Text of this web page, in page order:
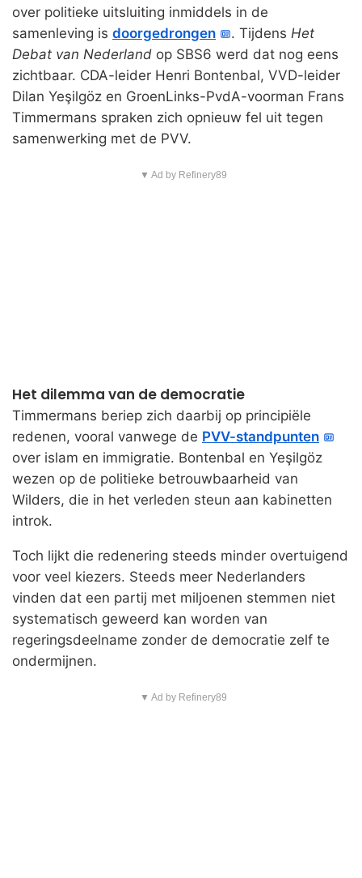
over politieke uitsluiting inmiddels in de
samenleving is doorgedrongen . Tijdens Het
Debat van Nederland op SBS6 werd dat nog eens
zichtbaar. CDA-leider Henri Bontenbal, VVD-leider
Dilan Yeşilgöz en GroenLinks-PvdA-voorman Frans
Timmermans spraken zich opnieuw fel uit tegen
samenwerking met de PVV.
▼ Ad by Refinery89
Het dilemma van de democratie
Timmermans beriep zich daarbij op principiële
redenen, vooral vanwege de PVV-standpunten
over islam en immigratie. Bontenbal en Yeşilgöz
wezen op de politieke betrouwbaarheid van
Wilders, die in het verleden steun aan kabinetten
introk.
Toch lijkt die redenering steeds minder overtuigend
voor veel kiezers. Steeds meer Nederlanders
vinden dat een partij met miljoenen stemmen niet
systematisch geweerd kan worden van
regeringsdeelname zonder de democratie zelf te
ondermijnen.
▼ Ad by Refinery89